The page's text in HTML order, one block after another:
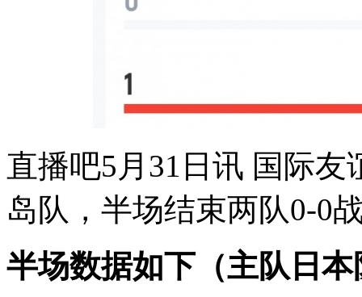
直播吧5月31日讯 国际
岛队，半场结束两队0-0
半场数据如下（主队日